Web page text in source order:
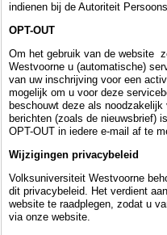
indienen bij de Autoriteit
OPT-OUT
Om het gebruik van de website
Westvoorne u (automatische)
van uw inschrijving voor een
mogelijk om u voor deze
beschouwt deze als
berichten (zoals de nieuwsbrief)
OPT-OUT in iedere e-mail af te
Wijzigingen privacybeleid
Volksuniversiteit Westvoorne
dit privacybeleid. Het verdient
website te raadplegen, zodat u
via onze website.